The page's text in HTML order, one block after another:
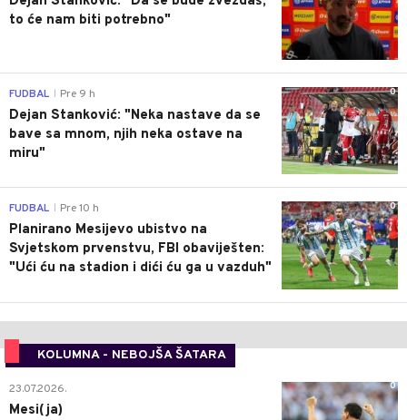
to će nam biti potrebno"
0
FUDBAL Pre 9 h
Dejan Stanković: "Neka nastave da se
bave sa mnom, njih neka ostave na
miru"
0
FUDBAL Pre 10 h
Planirano Mesijevo ubistvo na
Svjetskom prvenstvu, FBI obaviješten:
"Ući ću na stadion i dići ću ga u vazduh"
KOLUMNA - NEBOJŠA ŠATARA
0
23.07.2026.
Mesi(ja)